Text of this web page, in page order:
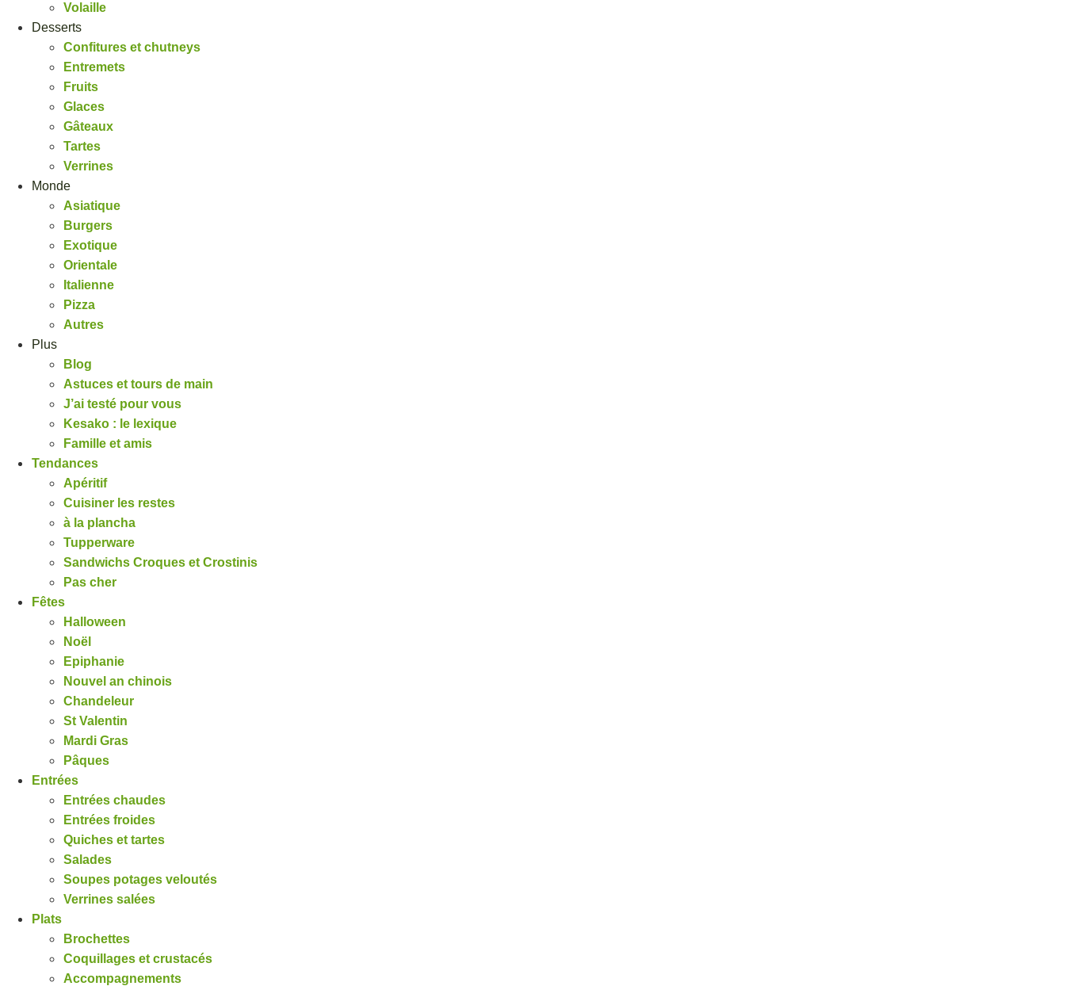
Volaille
Desserts
Confitures et chutneys
Entremets
Fruits
Glaces
Gâteaux
Tartes
Verrines
Monde
Asiatique
Burgers
Exotique
Orientale
Italienne
Pizza
Autres
Plus
Blog
Astuces et tours de main
J’ai testé pour vous
Kesako : le lexique
Famille et amis
Tendances
Apéritif
Cuisiner les restes
à la plancha
Tupperware
Sandwichs Croques et Crostinis
Pas cher
Fêtes
Halloween
Noël
Epiphanie
Nouvel an chinois
Chandeleur
St Valentin
Mardi Gras
Pâques
Entrées
Entrées chaudes
Entrées froides
Quiches et tartes
Salades
Soupes potages veloutés
Verrines salées
Plats
Brochettes
Coquillages et crustacés
Accompagnements